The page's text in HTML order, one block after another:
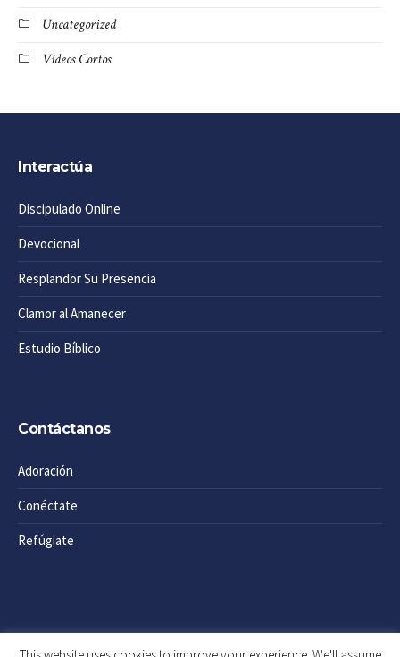
Uncategorized
Vídeos Cortos
Interactúa
Discipulado Online
Devocional
Resplandor Su Presencia
Clamor al Amanecer
Estudio Bíblico
Contáctanos
Adoración
Conéctate
Refúgiate